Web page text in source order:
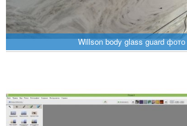
Willson body glass guard фото